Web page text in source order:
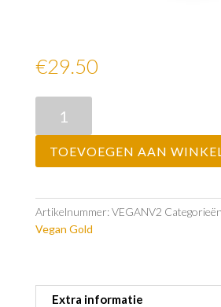
€29.50
Koffie
aantal
TOEVOEGEN AAN
Artikelnummer:VEGANV2
Vegan Gold
Extra informatie